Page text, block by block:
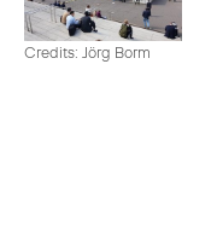
Credits: Jörg Borm